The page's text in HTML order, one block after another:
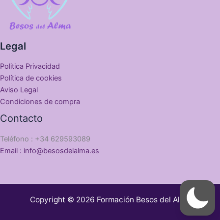
Legal
Politica Privacidad
Política de cookies
Aviso Legal
Condiciones de compra
Contacto
Teléfono : +34 629593089
Email : info@besosdelalma.es
Copyright © 2026 Formación Besos del Alma